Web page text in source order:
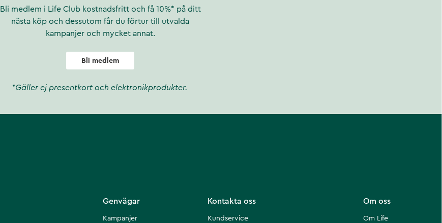
Bli medlem i Life Club kostnadsfritt och få 10%* på ditt
nästa köp och dessutom får du förtur till utvalda
kampanjer och mycket annat.
Bli medlem
*Gäller ej presentkort och elektronikprodukter.
Om oss
Om Life
Kontakta oss
Kundservice
Genvägar
Kampanjer